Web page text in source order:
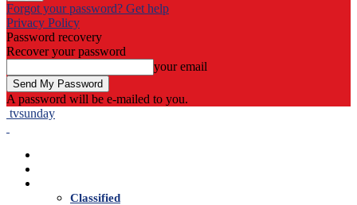
Forgot your password? Get help
Privacy Policy
Password recovery
Recover your password
your email
A password will be e-mailed to you.
tvsunday
Classified